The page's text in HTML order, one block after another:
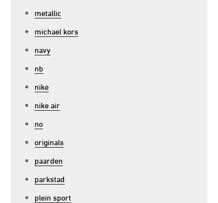
metallic
michael kors
navy
nb
nike
nike air
no
originals
paarden
parkstad
plein sport